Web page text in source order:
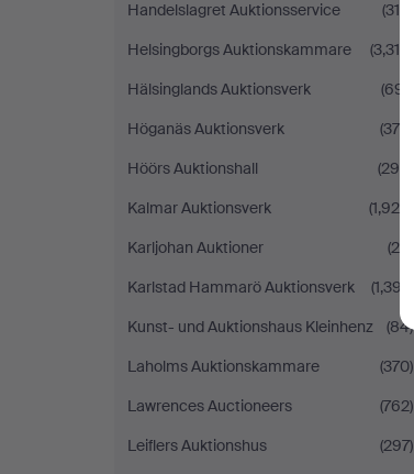
Handelslagret Auktionsservice
(314)
Helsingborgs Auktionskammare
(3,318)
Hälsinglands Auktionsverk
(691)
Höganäs Auktionsverk
(379)
Höörs Auktionshall
(296)
Kalmar Auktionsverk
(1,920)
Karljohan Auktioner
(25)
Karlstad Hammarö Auktionsverk
(1,397)
Kunst- und Auktionshaus Kleinhenz
(84)
Laholms Auktionskammare
(370)
Lawrences Auctioneers
(762)
Leiflers Auktionshus
(297)